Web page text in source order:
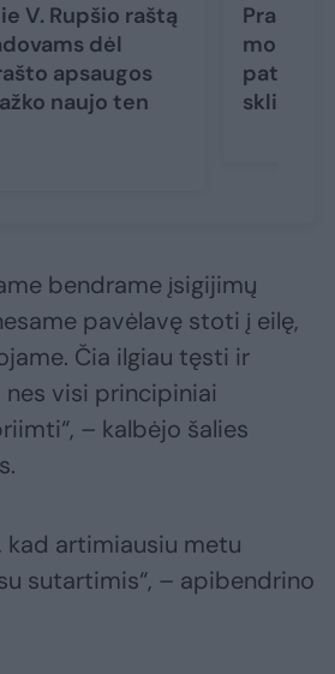
V. Rupšio raštą
dėl
apsaugos
naujo ten
bendrame įsigijimų
pavėlavę stoti į eilę,
Čia ilgiau tęsti ir
visi principiniai
– kalbėjo šalies
kad artimiausiu metu
sutartimis“, – apibendrino